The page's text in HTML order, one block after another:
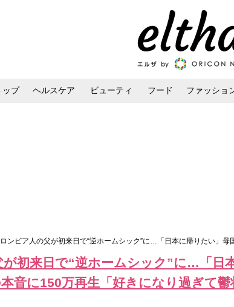
ップ ヘルスケア ビューティ フード ファッショ
ロンビア人の父が初来日で“逆ホームシック”に…「日本に帰りたい」
が初来日で“逆ホームシック”に…「日
音に150万再生「好きになり過ぎて鬱